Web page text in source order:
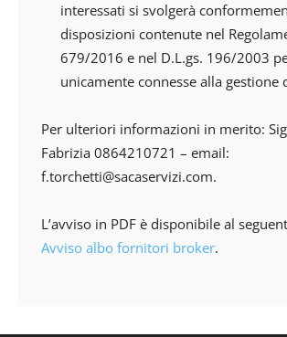
interessati si svolgerà
disposizioni contenute nel
679/2016 e nel D.L.gs. 196/2003
unicamente connesse alla gestione
Per ulteriori informazioni in merito:
Fabrizia 0864210721 – email:
f.torchetti@sacaservizi.com.
L’avviso in PDF è disponibile al
Avviso albo fornitori broker.